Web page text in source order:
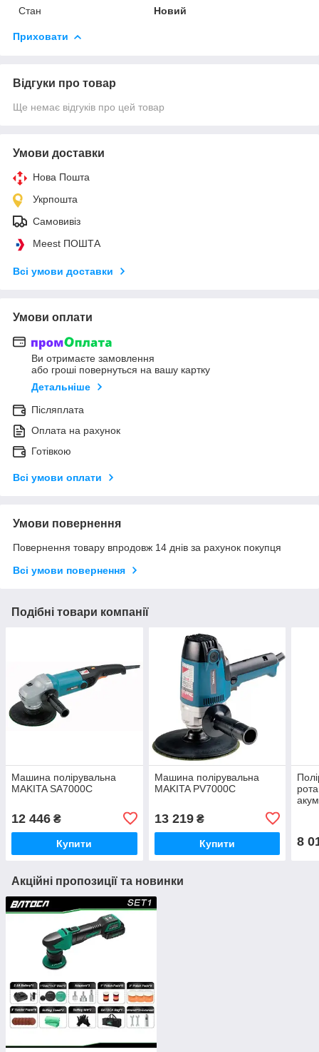
Стан Новий
Приховати
Відгуки про товар
Ще немає відгуків про цей товар
Умови доставки
Нова Пошта
Укрпошта
Самовивіз
Meest ПОШТА
Всі умови доставки
Умови оплати
Ви отримаєте замовлення
або гроші повернуться на вашу картку
Детальніше
Післяплата
Оплата на рахунок
Готівкою
Всі умови оплати
Умови повернення
Повернення товару впродовж 14 днів за рахунок покупця
Всі умови повернення
Подібні товари компанії
Машина полірувальна
MAKITA SA7000C
12 446 ₴
Купити
Машина полірувальна
MAKITA PV7000C
13 219₴
Купити 8
Акційні пропозиції та новинки